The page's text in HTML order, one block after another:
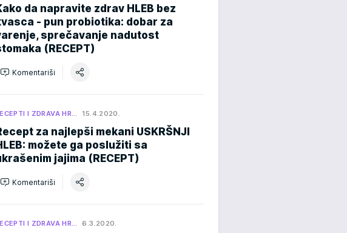
da napravite zdrav HLEB bez
- pun probiotika: dobar za
sprečavanje nadutost
(RECEPT)
Komentariši
I ZDRAVA HR… 15.4.2020.
za najlepši mekani USKRŠNJI
možete ga poslužiti sa
jajima (RECEPT)
Komentariši
I ZDRAVA HR… 6.3.2020.